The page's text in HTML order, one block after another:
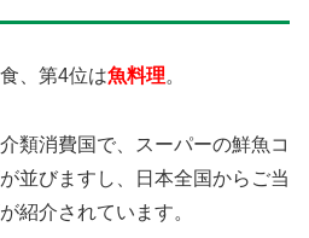
、第4位は魚料理。
類消費国で、スーパーの鮮魚コ
並びますし、日本全国からご当
紹介されています。